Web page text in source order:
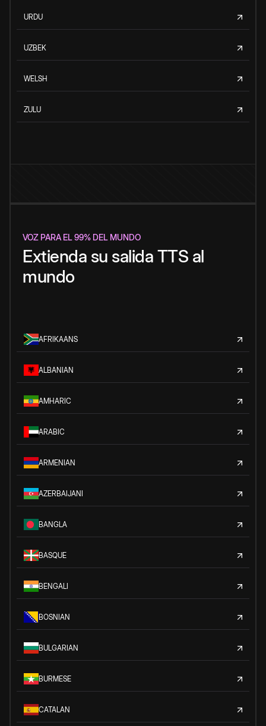
URDU
UZBEK
WELSH
ZULU
VOZ PARA EL 99% DEL MUNDO
Extienda su salida TTS al
mundo
AFRIKAANS
ALBANIAN
AMHARIC
ARABIC
ARMENIAN
AZERBAIJANI
BANGLA
BASQUE
BENGALI
BOSNIAN
BULGARIAN
BURMESE
CATALAN